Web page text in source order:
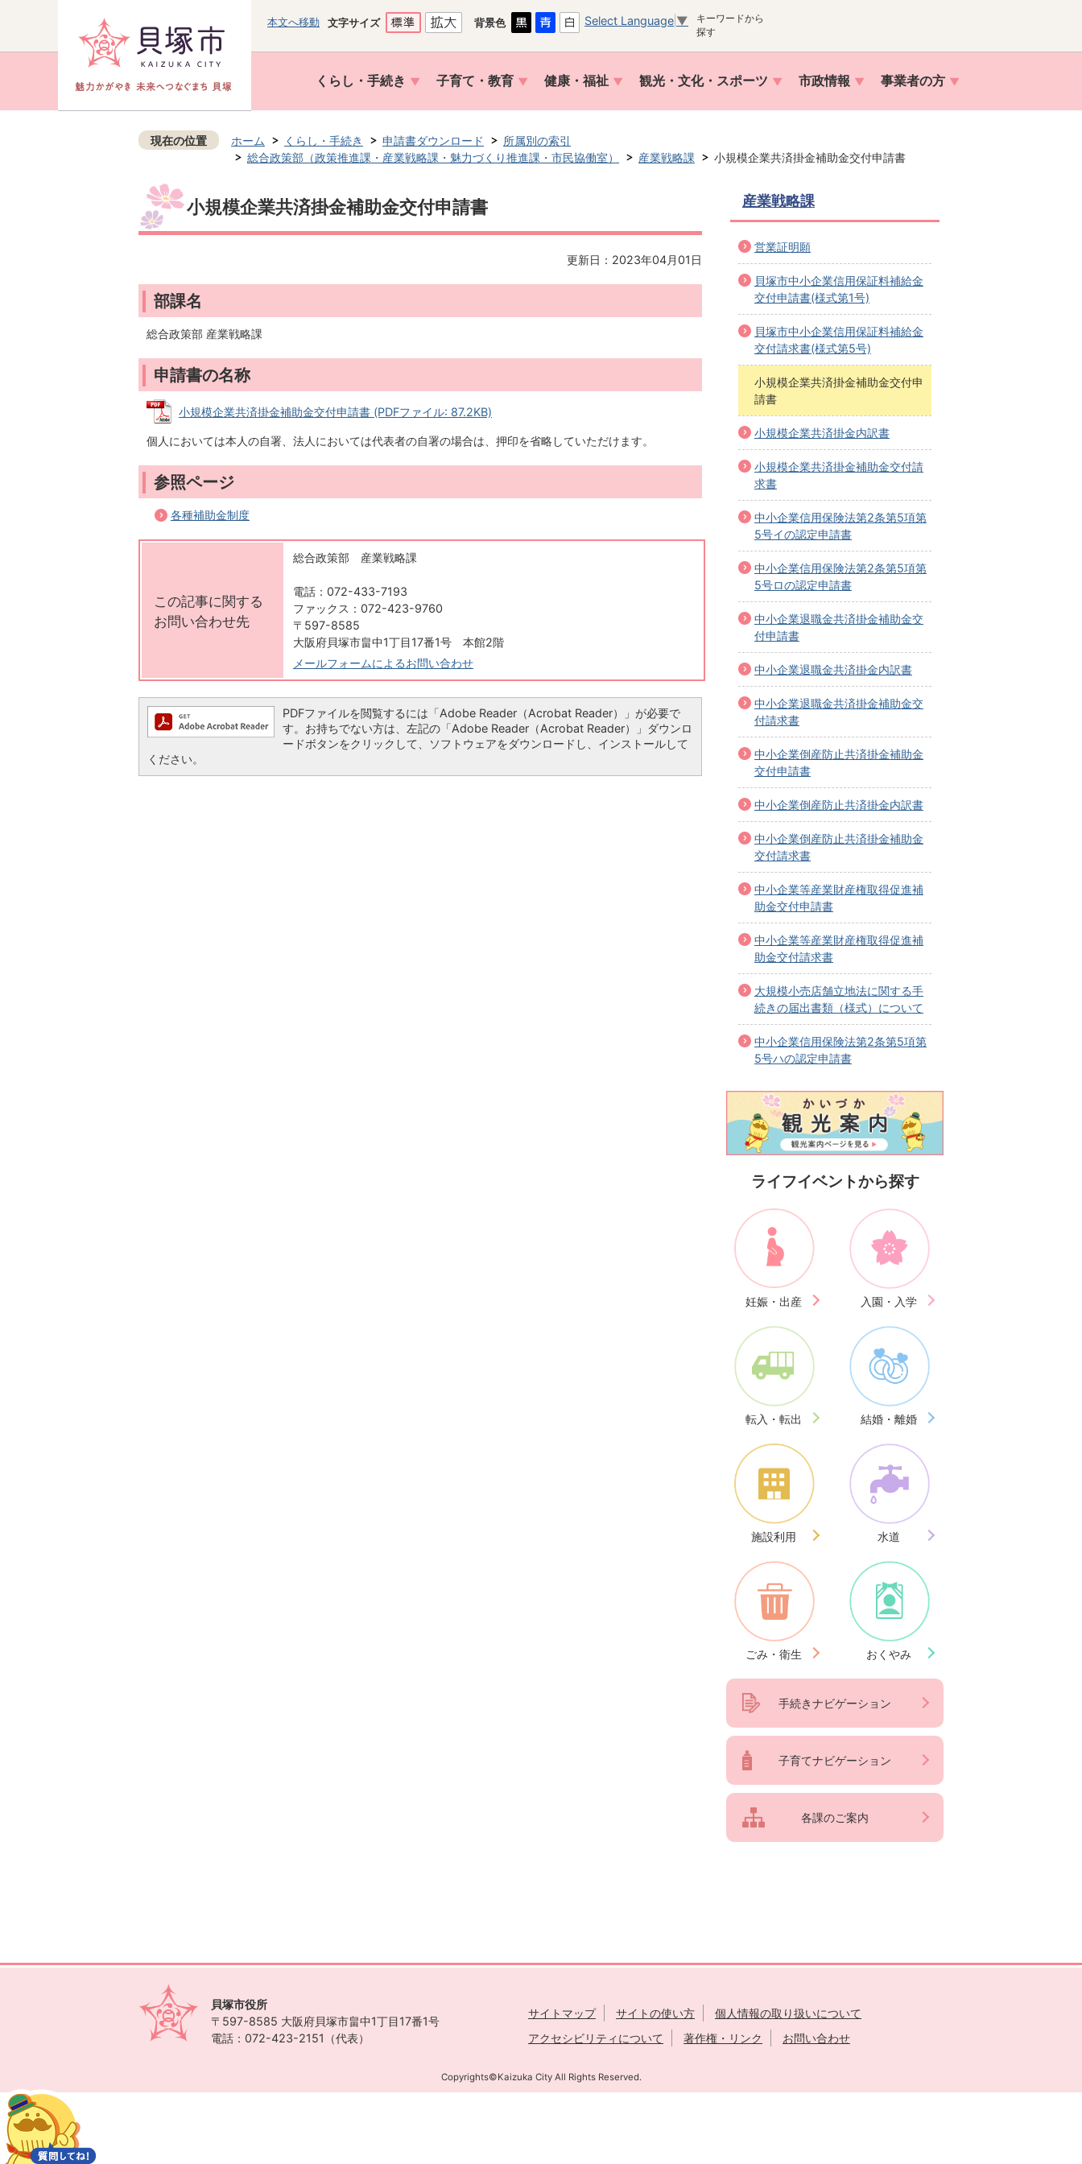
本文へ移動 文字サイズ 背景色 Select Language ▼
キーワードから
探す
くらし・手続き 子育て・教育 健康・福祉 観光・文化・スポーツ 市政情報 事業者の方
現在の位置 ホーム くらし・手続き 申請書ダウンロード
所属別の索引
総合政策部（政策推進課・産業戦略課・魅力づくり推進課・市民協働室）
産業戦略課 小規模企業共済掛金補助金交付申請書
小規模企業共済掛金補助金交付申請書
更新日：2023年04月01日
部課名
総合政策部 産業戦略課
申請書の名称
小規模企業共済掛金補助金交付申請書 (PDFファイル: 87.2KB)
個人においては本人の自署、法人においては代表者の自署の場合は、押印を省略していただけます。
参照ページ
各種補助金制度
この記事に関する
お問い合わせ先
総合政策部 産業戦略課
電話：072-433-7193
ファックス：072-423-9760
〒597-8585
大阪府貝塚市畠中1丁目17番1号 本館2階
メールフォームによるお問い合わせ
PDFファイルを閲覧するには「Adobe Reader（Acrobat Reader）」が必要で
す。お持ちでない方は、左記の「Adobe Reader（Acrobat Reader）」ダウンロ
ードボタンをクリックして、ソフトウェアをダウンロードし、インストールして
ください。
産業戦略課
営業証明願
貝塚市中小企業信用保証料補給金
交付申請書(様式第1号)
貝塚市中小企業信用保証料補給金
交付請求書(様式第5号)
小規模企業共済掛金補助金交付申
請書
小規模企業共済掛金内訳書
小規模企業共済掛金補助金交付請
求書
中小企業信用保険法第2条第5項第
5号イの認定申請書
中小企業信用保険法第2条第5項第
5号ロの認定申請書
中小企業退職金共済掛金補助金交
付申請書
中小企業退職金共済掛金内訳書
中小企業退職金共済掛金補助金交
付請求書
中小企業倒産防止共済掛金補助金
交付申請書
中小企業倒産防止共済掛金内訳書
中小企業倒産防止共済掛金補助金
交付請求書
中小企業等産業財産権取得促進補
助金交付申請書
中小企業等産業財産権取得促進補
助金交付請求書
大規模小売店舗立地法に関する手
続きの届出書類（様式）について
中小企業信用保険法第2条第5項第
5号ハの認定申請書
ライフイベントから探す
妊娠・出産 入園・入学
転入・転出 結婚・離婚
施設利用 水道
ごみ・衛生 おくやみ
手続きナビゲーション
子育てナビゲーション
各課のご案内
貝塚市役所
〒597-8585 大阪府貝塚市畠中1丁目17番1号
電話：072-423-2151（代表）
サイトマップ サイトの使い方
個人情報の取り扱いについて
アクセシビリティについて
著作権・リンク お問い合わせ
Copyrights©Kaizuka City All Rights Reserved.